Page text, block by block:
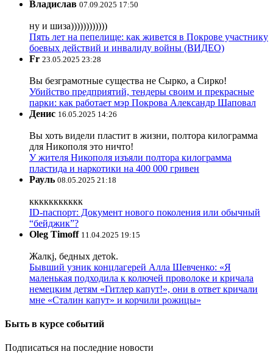
Владислав 07.09.2025 17:50
ну и шиза))))))))))))
Пять лет на пепелище: как живется в Покрове участнику
боевых действий и инвалиду войны (ВИДЕО)
Fr 23.05.2025 23:28
Вы безграмотные существа не Сырко, а Сирко!
Убийство предприятий, тендеры своим и прекрасные
парки: как работает мэр Покрова Александр Шаповал
Денис 16.05.2025 14:26
Вы хоть видели пластит в жизни, полтора килограмма
для Никополя это ничто!
У жителя Никополя изъяли полтора килограмма
пластида и наркотики на 400 000 гривен
Рауль 08.05.2025 21:18
ккккккккккк
ID-паспорт: Документ нового поколения или обычный
“бейджик”?
Oleg Timoff 11.04.2025 19:15
Жалкj, бедных детok.
Бывший узник концлагерей Алла Шевченко: «Я
маленькая подходила к колючей проволоке и кричала
немецким детям «Гитлер капут!», они в ответ кричали
мне «Сталин капут» и корчили рожицы»
Быть в курсе событий
Подписаться на последние новости